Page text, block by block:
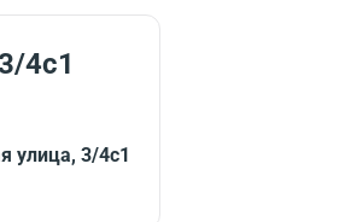
4c1
улица, 3/4с1